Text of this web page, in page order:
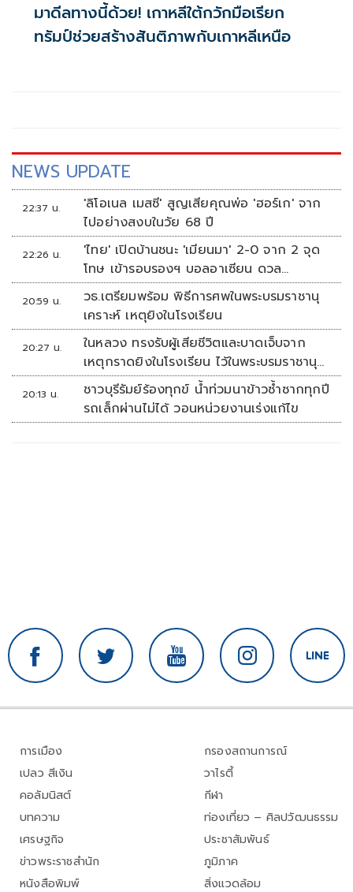
มาดีลทางนี้ด้วย! เกาหลีใต้กวักมือเรียก
ทรัมป์ช่วยสร้างสันติภาพกับเกาหลีเหนือ
NEWS UPDATE
22:37 น.
'ลิโอเนล เมสซี' สูญเสียคุณพ่อ 'ฮอร์เก' จาก
ไปอย่างสงบในวัย 68 ปี
22:26 น.
'ไทย' เปิดบ้านชนะ 'เมียนมา' 2-0 จาก 2 จุด
โทษ เข้ารอบรองฯ บอลอาเซียน ดวล
'สิงคโปร์'
20:59 น.
วธ.เตรียมพร้อม พิธีการศพในพระบรมราชานุ
เคราะห์ เหตุยิงในโรงเรียน
20:27 น.
ในหลวง ทรงรับผู้เสียชีวิตและบาดเจ็บจาก
เหตุกราดยิงในโรงเรียน ไว้ในพระบรมราชานุ
เคราะห์
20:13 น.
ชาวบุรีรัมย์ร้องทุกข์ น้ำท่วมนาข้าวซ้ำซากทุกปี
รถเล็กผ่านไม่ได้ วอนหน่วยงานเร่งแก้ไข
การเมือง
เปลว สีเงิน
คอลัมนิสต์
บทความ
เศรษฐกิจ
ข่าวพระราชสำนัก
หนังสือพิมพ์
กรองสถานการณ์
วาไรตี้
กีฬา
ท่องเที่ยว – ศิลปวัฒนธรรม
ประชาสัมพันธ์
ภูมิภาค
สิ่งแวดล้อม